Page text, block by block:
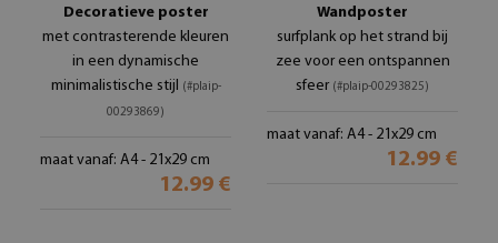
Decoratieve poster
met contrasterende kleuren
in een dynamische
minimalistische stijl (#plaip-
00293869)
maat vanaf: A4 - 21x29 cm
12.99 €
Wandposter
surfplank op het strand bij
zee voor een ontspannen
sfeer (#plaip-00293825)
maat vanaf: A4 - 21x29 cm
12.99 €